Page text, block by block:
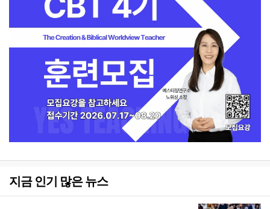
지금 인기 많은 뉴스